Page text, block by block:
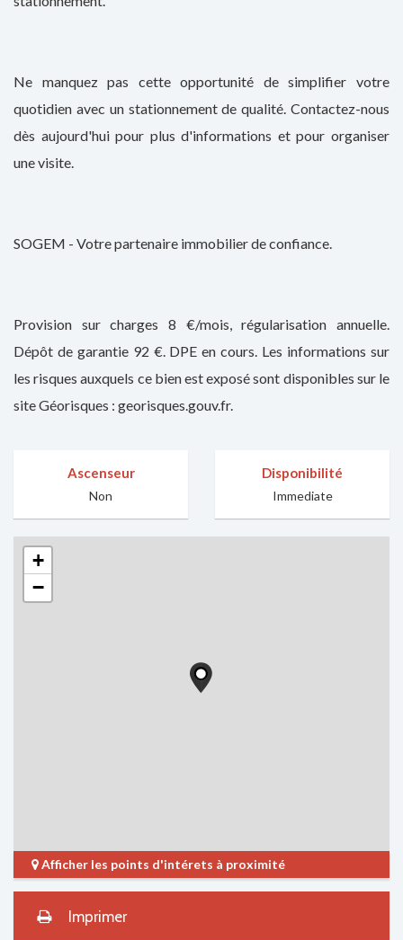
Ne manquez pas cette opportunité de simplifier votre
quotidien avec un stationnement de qualité. Contactez-nous
dès aujourd'hui pour plus d'informations et pour organiser
une visite.
SOGEM - Votre partenaire immobilier de confiance.
Provision sur charges 8 €/mois, régularisation annuelle.
Dépôt de garantie 92 €. DPE en cours. Les informations sur
les risques auxquels ce bien est exposé sont disponibles sur le
site Géorisques : georisques.gouv.fr.
Ascenseur
Non
Disponibilité
Immediate
+
−
Afficher les points d'intérets à proximité
Imprimer